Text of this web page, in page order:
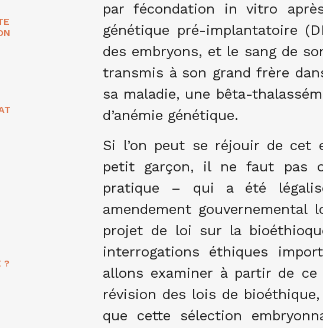
par fécondation in vitro
génétique pré-implantatoire
des embryons, et le sang de
transmis à son grand frère
sa maladie, une bêta-
d’anémie génétique.
Si l’on peut se réjouir de cet
petit garçon, il ne faut pas
pratique – qui a été
amendement gouvernemental
projet de loi sur la
interrogations éthiques
allons examiner à partir de
révision des lois de
que cette sélection
?